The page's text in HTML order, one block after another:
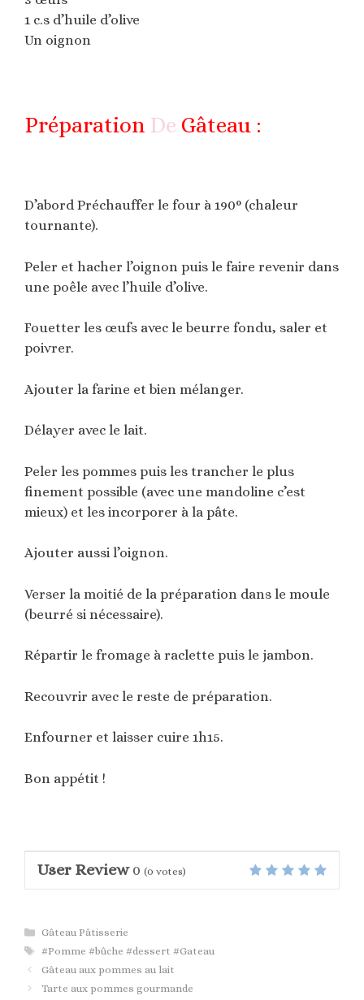
1 c.s d’huile d’olive
Un oignon
Préparation De Gâteau :
D’abord Préchauffer le four à 190° (chaleur
tournante).
Peler et hacher l’oignon puis le faire revenir dans
une poêle avec l’huile d’olive.
Fouetter les œufs avec le beurre fondu, saler et
poivrer.
Ajouter la farine et bien mélanger.
Délayer avec le lait.
Peler les pommes puis les trancher le plus
finement possible (avec une mandoline c’est
mieux) et les incorporer à la pâte.
Ajouter aussi l’oignon.
Verser la moitié de la préparation dans le moule
(beurré si nécessaire).
Répartir le fromage à raclette puis le jambon.
Recouvrir avec le reste de préparation.
Enfourner et laisser cuire 1h15.
Bon appétit !
User Review 0 (0 votes)
Catégories
Gâteau Pâtisserie
Étiquettes
#Pomme #bûche #dessert #Gateau
Gâteau aux pommes au lait
Tarte aux pommes gourmande